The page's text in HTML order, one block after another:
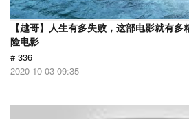
【越哥】人生有多失败，这部电影就有
险电影
# 336
2020-10-03 09:35